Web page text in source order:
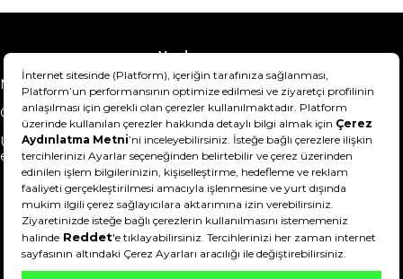
Yardım
Mesafeli Satış Sözleşmesi
Teslimat Bilgisi
Gizlilik Sözleşmesi
Şartlar & Koşullar
Ürünümü nasıl iade
edebilirim?
Hakkımızda
DeFactoFIT ©️ 2022-2026. Tüm hakları saklıdır.